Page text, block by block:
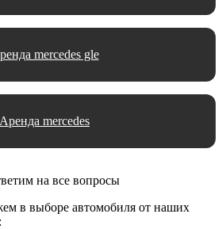
mercedes gle
Аренда mercedes
на все вопросы
в выборе автомобиля от наших